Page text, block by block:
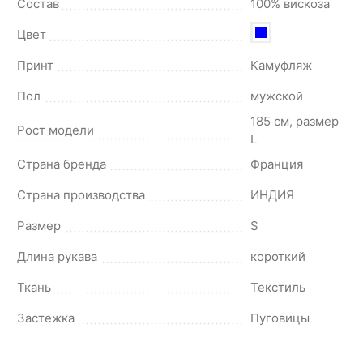
Состав
100% вискоза
Цвет
Принт
Камуфляж
Пол
мужской
Рост модели
185 см, размер
L
Страна бренда
Франция
Страна производства
ИНДИЯ
Размер
S
Длина рукава
короткий
Ткань
Текстиль
Застежка
Пуговицы